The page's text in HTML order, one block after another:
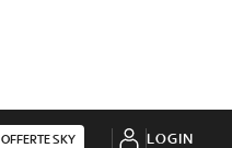
OFFERTE SKY LOGIN